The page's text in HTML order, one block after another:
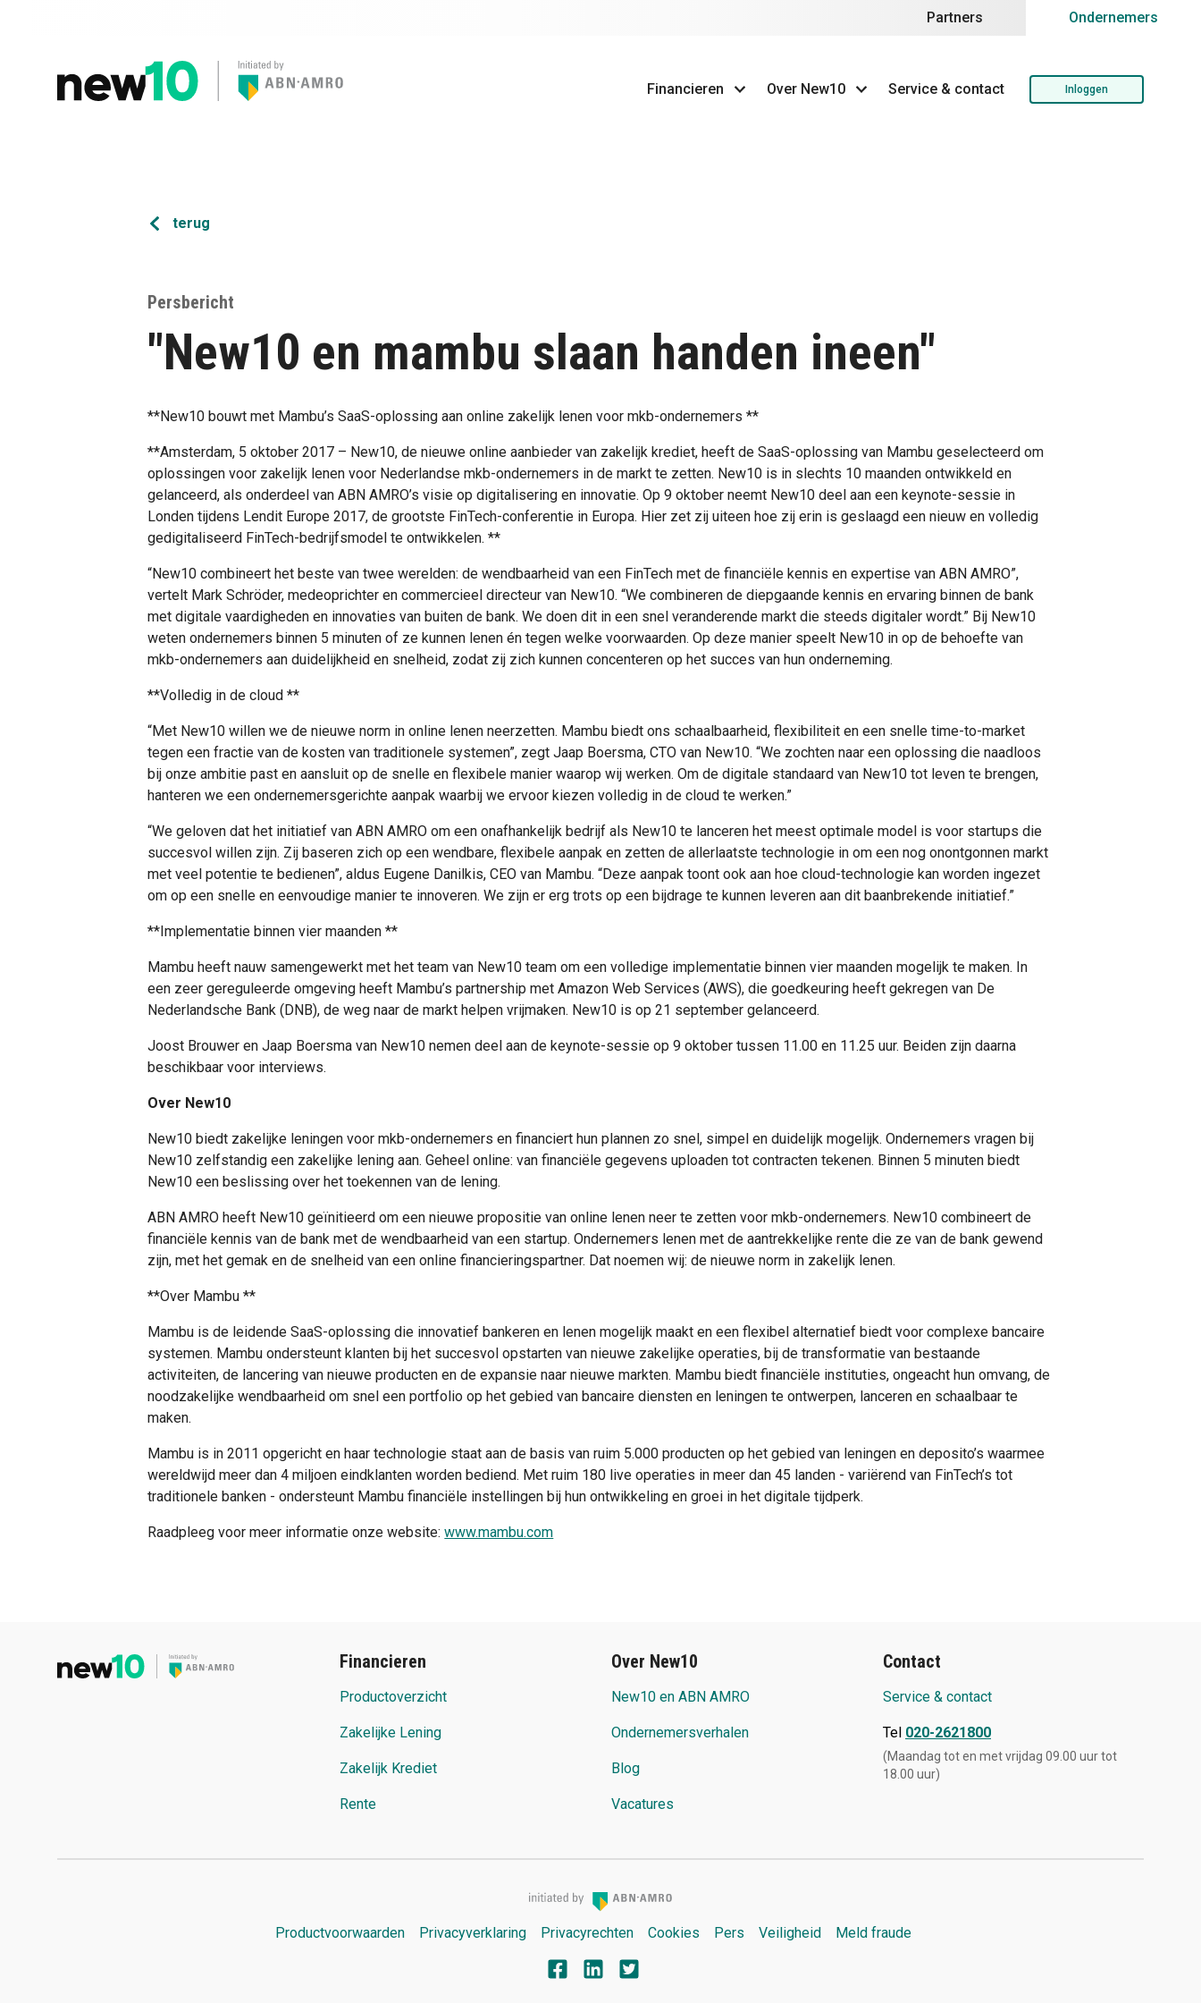
Partners Ondernemers
Financieren Over New10 Service & contact Inloggen
terug
Persbericht
"New10 en mambu slaan handen ineen"
**New10 bouwt met Mambu’s SaaS-oplossing aan online zakelijk lenen voor mkb-ondernemers **
**Amsterdam, 5 oktober 2017 – New10, de nieuwe online aanbieder van zakelijk krediet, heeft de SaaS-oplossing van Mambu geselecteerd om
oplossingen voor zakelijk lenen voor Nederlandse mkb-ondernemers in de markt te zetten. New10 is in slechts 10 maanden ontwikkeld en
gelanceerd, als onderdeel van ABN AMRO’s visie op digitalisering en innovatie. Op 9 oktober neemt New10 deel aan een keynote-sessie in
Londen tijdens Lendit Europe 2017, de grootste FinTech-conferentie in Europa. Hier zet zij uiteen hoe zij erin is geslaagd een nieuw en volledig
gedigitaliseerd FinTech-bedrijfsmodel te ontwikkelen. **
“New10 combineert het beste van twee werelden: de wendbaarheid van een FinTech met de financiële kennis en expertise van ABN AMRO”,
vertelt Mark Schröder, medeoprichter en commercieel directeur van New10. “We combineren de diepgaande kennis en ervaring binnen de bank
met digitale vaardigheden en innovaties van buiten de bank. We doen dit in een snel veranderende markt die steeds digitaler wordt.” Bij New10
weten ondernemers binnen 5 minuten of ze kunnen lenen én tegen welke voorwaarden. Op deze manier speelt New10 in op de behoefte van
mkb-ondernemers aan duidelijkheid en snelheid, zodat zij zich kunnen concenteren op het succes van hun onderneming.
**Volledig in de cloud **
“Met New10 willen we de nieuwe norm in online lenen neerzetten. Mambu biedt ons schaalbaarheid, flexibiliteit en een snelle time-to-market
tegen een fractie van de kosten van traditionele systemen”, zegt Jaap Boersma, CTO van New10. “We zochten naar een oplossing die naadloos
bij onze ambitie past en aansluit op de snelle en flexibele manier waarop wij werken. Om de digitale standaard van New10 tot leven te brengen,
hanteren we een ondernemersgerichte aanpak waarbij we ervoor kiezen volledig in de cloud te werken.”
“We geloven dat het initiatief van ABN AMRO om een onafhankelijk bedrijf als New10 te lanceren het meest optimale model is voor startups die
succesvol willen zijn. Zij baseren zich op een wendbare, flexibele aanpak en zetten de allerlaatste technologie in om een nog onontgonnen markt
met veel potentie te bedienen”, aldus Eugene Danilkis, CEO van Mambu. “Deze aanpak toont ook aan hoe cloud-technologie kan worden ingezet
om op een snelle en eenvoudige manier te innoveren. We zijn er erg trots op een bijdrage te kunnen leveren aan dit baanbrekende initiatief.”
**Implementatie binnen vier maanden **
Mambu heeft nauw samengewerkt met het team van New10 team om een volledige implementatie binnen vier maanden mogelijk te maken. In
een zeer gereguleerde omgeving heeft Mambu’s partnership met Amazon Web Services (AWS), die goedkeuring heeft gekregen van De
Nederlandsche Bank (DNB), de weg naar de markt helpen vrijmaken. New10 is op 21 september gelanceerd.
Joost Brouwer en Jaap Boersma van New10 nemen deel aan de keynote-sessie op 9 oktober tussen 11.00 en 11.25 uur. Beiden zijn daarna
beschikbaar voor interviews.
Over New10
New10 biedt zakelijke leningen voor mkb-ondernemers en financiert hun plannen zo snel, simpel en duidelijk mogelijk. Ondernemers vragen bij
New10 zelfstandig een zakelijke lening aan. Geheel online: van financiële gegevens uploaden tot contracten tekenen. Binnen 5 minuten biedt
New10 een beslissing over het toekennen van de lening.
ABN AMRO heeft New10 geïnitieerd om een nieuwe propositie van online lenen neer te zetten voor mkb-ondernemers. New10 combineert de
financiële kennis van de bank met de wendbaarheid van een startup. Ondernemers lenen met de aantrekkelijke rente die ze van de bank gewend
zijn, met het gemak en de snelheid van een online financieringspartner. Dat noemen wij: de nieuwe norm in zakelijk lenen.
**Over Mambu **
Mambu is de leidende SaaS-oplossing die innovatief bankeren en lenen mogelijk maakt en een flexibel alternatief biedt voor complexe bancaire
systemen. Mambu ondersteunt klanten bij het succesvol opstarten van nieuwe zakelijke operaties, bij de transformatie van bestaande
activiteiten, de lancering van nieuwe producten en de expansie naar nieuwe markten. Mambu biedt financiële instituties, ongeacht hun omvang, de
noodzakelijke wendbaarheid om snel een portfolio op het gebied van bancaire diensten en leningen te ontwerpen, lanceren en schaalbaar te
maken.
Mambu is in 2011 opgericht en haar technologie staat aan de basis van ruim 5.000 producten op het gebied van leningen en deposito’s waarmee
wereldwijd meer dan 4 miljoen eindklanten worden bediend. Met ruim 180 live operaties in meer dan 45 landen - variërend van FinTech’s tot
traditionele banken - ondersteunt Mambu financiële instellingen bij hun ontwikkeling en groei in het digitale tijdperk.
Raadpleeg voor meer informatie onze website:www.mambu.com
Financieren
Productoverzicht
Zakelijke Lening
Zakelijk Krediet
Rente
Over New10
New10 en ABN AMRO
Ondernemersverhalen
Blog
Vacatures
Contact
Service & contact
Tel 020-2621800
(Maandag tot en met vrijdag 09.00 uur tot
18.00 uur)
Productvoorwaarden Privacyverklaring Privacyrechten Cookies Pers Veiligheid Meld fraude